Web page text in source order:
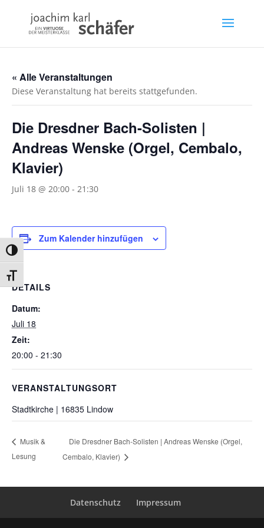
Umschalten auf hohe Kontraste
Schrift vergrößern
« Alle Veranstaltungen
Diese Veranstaltung hat bereits stattgefunden.
Die Dresdner Bach-Solisten |
Andreas Wenske (Orgel, Cembalo,
Klavier)
Juli 18 @ 20:00 - 21:30
Zum Kalender hinzufügen
DETAILS
Datum:
Juli 18
Zeit:
20:00 - 21:30
VERANSTALTUNGSORT
Stadtkirche | 16835 Lindow
Musik &
Lesung
Die Dresdner Bach-Solisten | Andreas Wenske (Orgel,
Cembalo, Klavier)
Datenschutz Impressum